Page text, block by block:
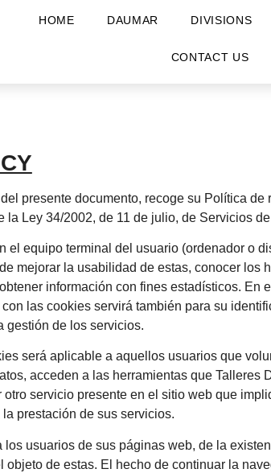
HOME DAUMAR DIVISIONS
CONTACT US
presente documento, recoge su Política
la Ley 34/2002, de 11 de julio, de Servicios
el equipo terminal del usuario (ordenador o
mejorar la usabilidad de estas, conocer
información con fines estadísticos.
las cookies servirá también para su
gestión de los servicios.
será aplicable a aquellos usuarios que
acceden a las herramientas que
servicio presente en el sitio web que
prestación de sus servicios.
los usuarios de sus páginas web, de la
objeto de estas. El hecho de continuar la